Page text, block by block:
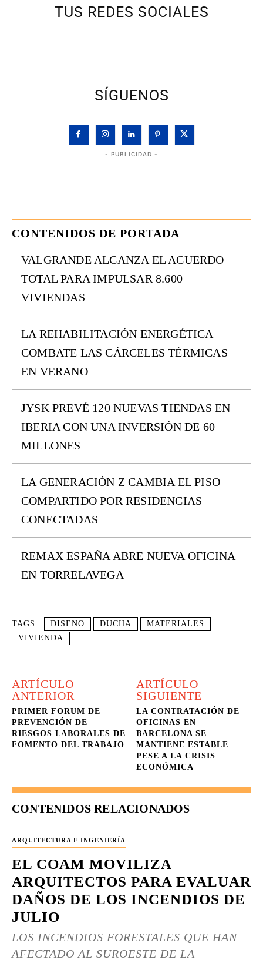
TUS REDES SOCIALES
SÍGUENOS
- PUBLICIDAD -
CONTENIDOS DE PORTADA
VALGRANDE ALCANZA EL ACUERDO
TOTAL PARA IMPULSAR 8.600
VIVIENDAS
LA REHABILITACIÓN ENERGÉTICA
COMBATE LAS CÁRCELES TÉRMICAS
EN VERANO
JYSK PREVÉ 120 NUEVAS TIENDAS EN
IBERIA CON UNA INVERSIÓN DE 60
MILLONES
LA GENERACIÓN Z CAMBIA EL PISO
COMPARTIDO POR RESIDENCIAS
CONECTADAS
REMAX ESPAÑA ABRE NUEVA OFICINA
EN TORRELAVEGA
TAGS DISENO DUCHA
MATERIALES
VIVIENDA
ARTÍCULO
ANTERIOR
PRIMER FORUM DE
PREVENCIÓN DE
RIESGOS LABORALES DE
FOMENTO DEL TRABAJO
ARTÍCULO
SIGUIENTE
LA CONTRATACIÓN DE
OFICINAS EN
BARCELONA SE
MANTIENE ESTABLE
PESE A LA CRISIS
ECONÓMICA
CONTENIDOS RELACIONADOS
ARQUITECTURA E INGENIERÍA
EL COAM MOVILIZA
ARQUITECTOS PARA EVALUAR
DAÑOS DE LOS INCENDIOS DE
JULIO
LOS INCENDIOS FORESTALES QUE HAN
AFECTADO AL SUROESTE DE LA